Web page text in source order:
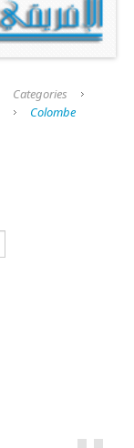
Categories
Colombe